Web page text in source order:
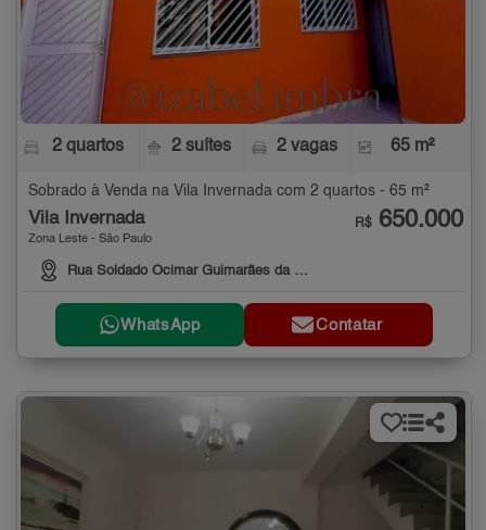
2 quartos 2 suítes 2 vagas 65 m²
Sobrado à Venda na Vila Invernada com 2 quartos - 65 m²
Vila Invernada
Zona Leste - São Paulo
Rua Soldado Ocimar Guimarães da Silva
R$ 650.000
WhatsApp Contatar